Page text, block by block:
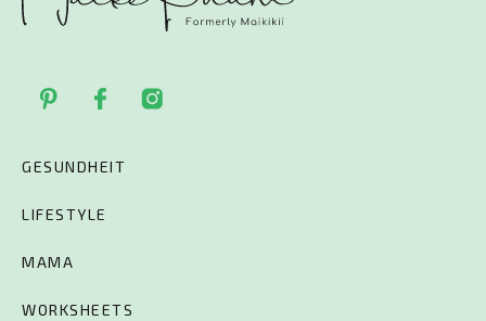
GESUNDHEIT
LIFESTYLE
MAMA
WORKSHEETS